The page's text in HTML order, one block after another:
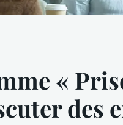
«
des